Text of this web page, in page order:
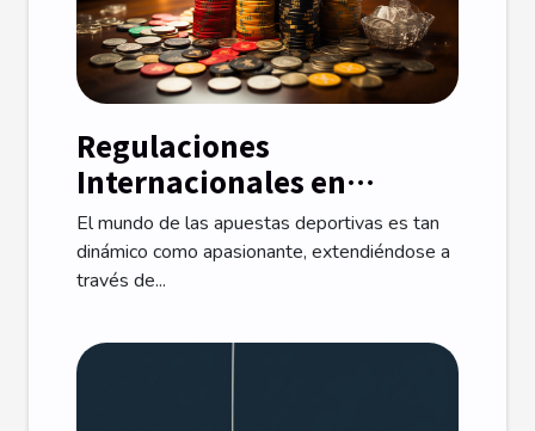
Regulaciones
Internacionales en
Apuestas Deportivas:
Comparativa con España
El mundo de las apuestas deportivas es tan
dinámico como apasionante, extendiéndose a
través de...